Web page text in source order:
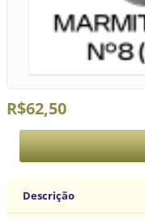
R$62,50
Descrição